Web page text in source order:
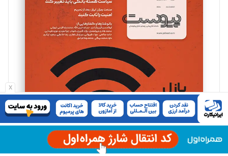
x
تحریریه
مینا پاکدل
یسنا امان‌پور
تحریریه
ملینا جعفری
تحریریه